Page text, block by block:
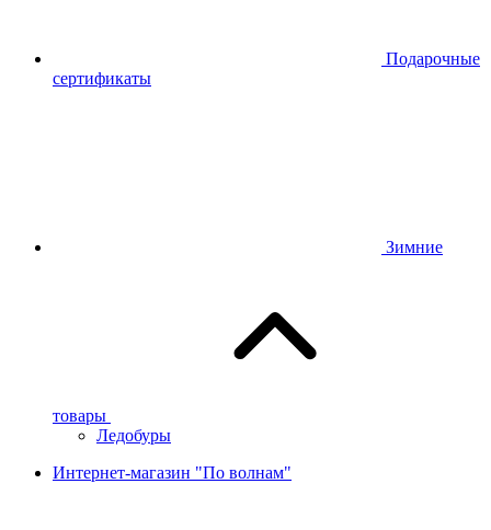
Подарочные
сертификаты
Зимние
товары
Ледобуры
Интернет-магазин "По волнам"